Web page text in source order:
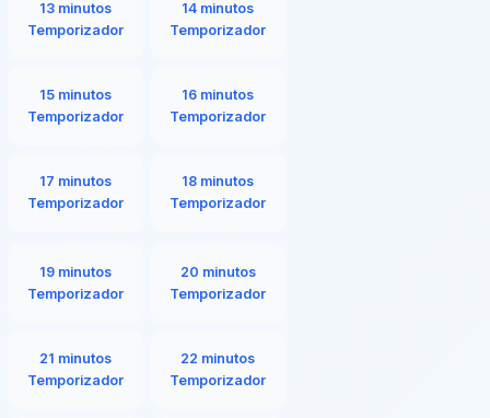
13 minutos
Temporizador
14 minutos
Temporizador
15 minutos
Temporizador
16 minutos
Temporizador
17 minutos
Temporizador
18 minutos
Temporizador
19 minutos
Temporizador
20 minutos
Temporizador
21 minutos
Temporizador
22 minutos
Temporizador